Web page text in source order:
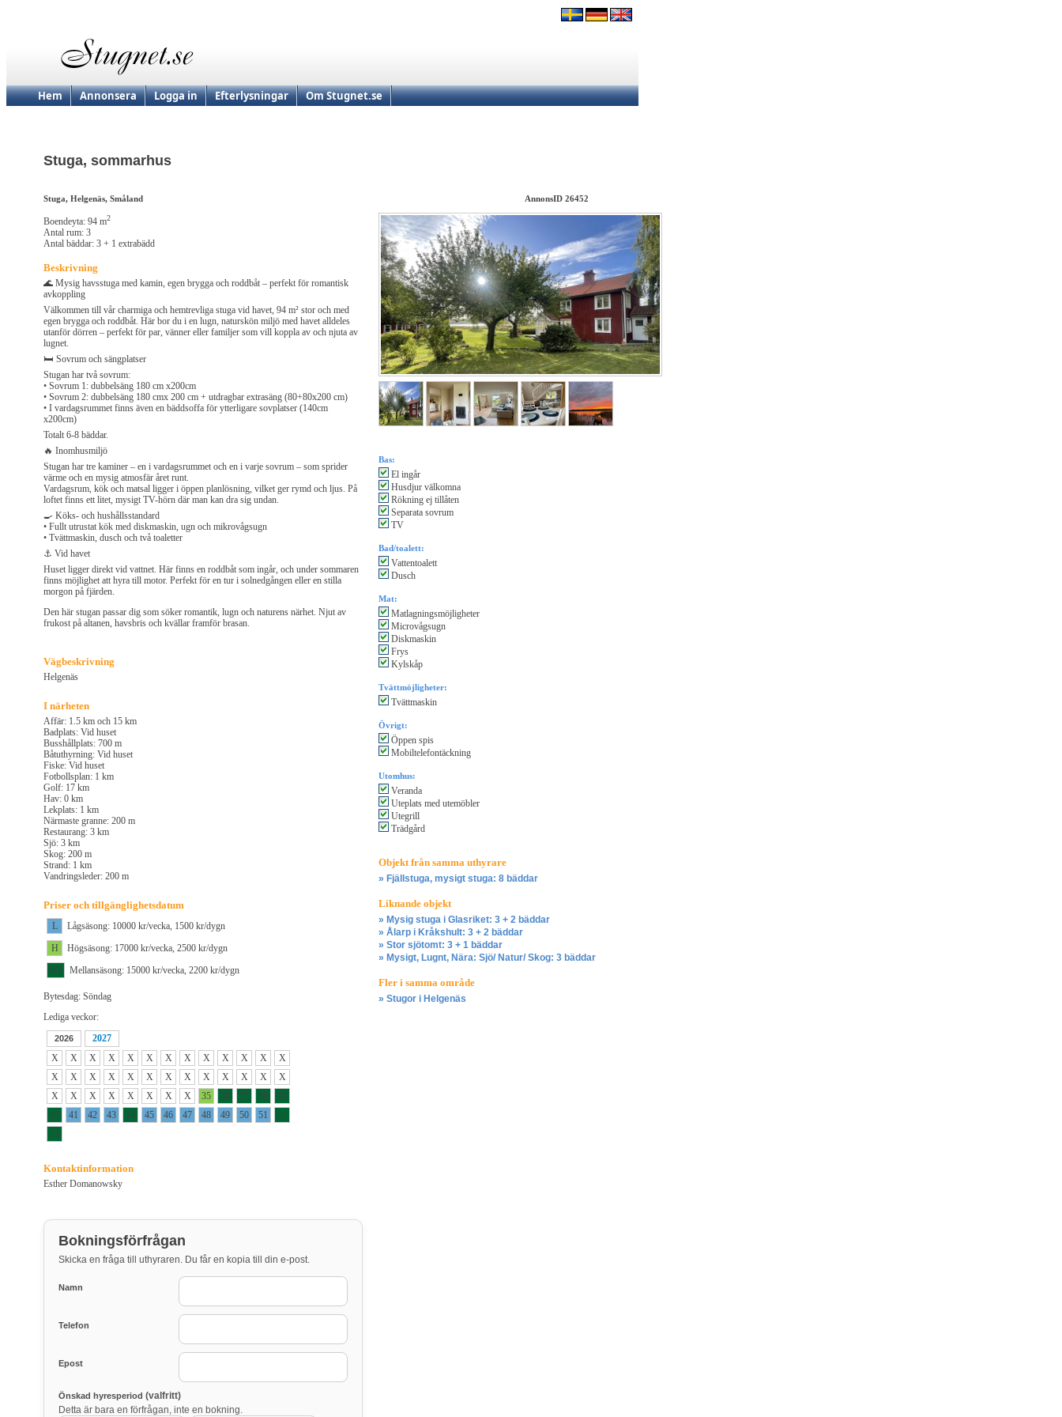
Hem Annonsera Logga in Efterlysningar Om Stugnet.se
Stuga, sommarhus
Stuga, Helgenäs, Småland AnnonsID 26452
Boendeyta: 94 m2
Antal rum: 3
Antal bäddar: 3 + 1 extrabädd
Beskrivning
🌊 Mysig havsstuga med kamin, egen brygga och roddbåt – perfekt för romantisk
avkoppling
Välkommen till vår charmiga och hemtrevliga stuga vid havet, 94 m² stor och med
egen brygga och roddbåt. Här bor du i en lugn, naturskön miljö med havet alldeles
utanför dörren – perfekt för par, vänner eller familjer som vill koppla av och njuta av
lugnet.
🛏 Sovrum och sängplatser
Stugan har två sovrum:
• Sovrum 1: dubbelsäng 180 cm x200cm
• Sovrum 2: dubbelsäng 180 cmx 200 cm + utdragbar extrasäng (80+80x200 cm)
• I vardagsrummet finns även en bäddsoffa för ytterligare sovplatser (140cm
x200cm)
Totalt 6-8 bäddar.
🔥 Inomhusmiljö
Stugan har tre kaminer – en i vardagsrummet och en i varje sovrum – som sprider
värme och en mysig atmosfär året runt.
Vardagsrum, kök och matsal ligger i öppen planlösning, vilket ger rymd och ljus. På
loftet finns ett litet, mysigt TV-hörn där man kan dra sig undan.
🍳 Köks- och hushållsstandard
• Fullt utrustat kök med diskmaskin, ugn och mikrovågsugn
• Tvättmaskin, dusch och två toaletter
⚓ Vid havet
Huset ligger direkt vid vattnet. Här finns en roddbåt som ingår, och under sommaren
finns möjlighet att hyra till motor. Perfekt för en tur i solnedgången eller en stilla
morgon på fjärden.
Den här stugan passar dig som söker romantik, lugn och naturens närhet. Njut av
frukost på altanen, havsbris och kvällar framför brasan.
Vägbeskrivning
Helgenäs
I närheten
Affär: 1.5 km och 15 km
Badplats: Vid huset
Busshållplats: 700 m
Båtuthyrning: Vid huset
Fiske: Vid huset
Fotbollsplan: 1 km
Golf: 17 km
Hav: 0 km
Lekplats: 1 km
Närmaste granne: 200 m
Restaurang: 3 km
Sjö: 3 km
Skog: 200 m
Strand: 1 km
Vandringsleder: 200 m
Priser och tillgänglighetsdatum
L
Lågsäsong: 10000 kr/vecka, 1500 kr/dygn
H
Högsäsong: 17000 kr/vecka, 2500 kr/dygn
M1
Mellansäsong: 15000 kr/vecka, 2200 kr/dygn
Bytesdag: Söndag
Lediga veckor:
2026
2027
X
X X X X X X X X X X X
X
X
X X X X X X X X X X X
X
X
X X X X X X X 35 36 37 38
39
40
41 42 43 44 45 46 47 48 49 50 51
52
53
Kontaktinformation
Esther Domanowsky
Bokningsförfrågan
Skicka en fråga till uthyraren. Du får en kopia till din e-post.
Namn
Telefon
Epost
Önskad hyresperiod (valfritt)
Detta är bara en förfrågan, inte en bokning.
Bas:
El ingår
Husdjur välkomna
Rökning ej tillåten
Separata sovrum
TV
Bad/toalett:
Vattentoalett
Dusch
Mat:
Matlagningsmöjligheter
Microvågsugn
Diskmaskin
Frys
Kylskåp
Tvättmöjligheter:
Tvättmaskin
Övrigt:
Öppen spis
Mobiltelefontäckning
Utomhus:
Veranda
Uteplats med utemöbler
Utegrill
Trädgård
Objekt från samma uthyrare
» Fjällstuga, mysigt stuga: 8 bäddar
Liknande objekt
» Mysig stuga i Glasriket: 3 + 2 bäddar
» Ålarp i Kråkshult: 3 + 2 bäddar
» Stor sjötomt: 3 + 1 bäddar
» Mysigt, Lugnt, Nära: Sjö/ Natur/ Skog: 3 bäddar
Fler i samma område
» Stugor i Helgenäs